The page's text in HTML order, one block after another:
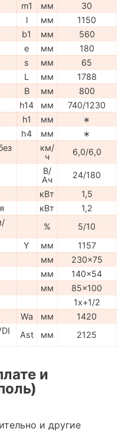
m1 мм
30
l мм
1150
b1 мм
560
e мм
180
s мм
65
L мм
1788
B мм
800
h14 мм
740/1230
h1 мм
∗
h4 мм
∗
км/
ч
6,0/6,0
В/
Ач
24/180
кВт
1,5
кВт
1,2
%
5/10
Y мм
1157
мм
230x75
мм
140x54
мм
85x100
1x+1/2
Wa мм
1420
Ast мм 2125
и
и другие